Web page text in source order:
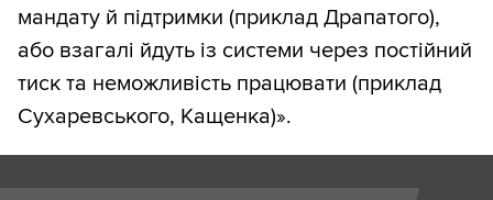
мандату й підтримки (приклад Драпатого),
або взагалі йдуть із системи через постійний
тиск та неможливість працювати (приклад
Сухаревського, Кащенка)».